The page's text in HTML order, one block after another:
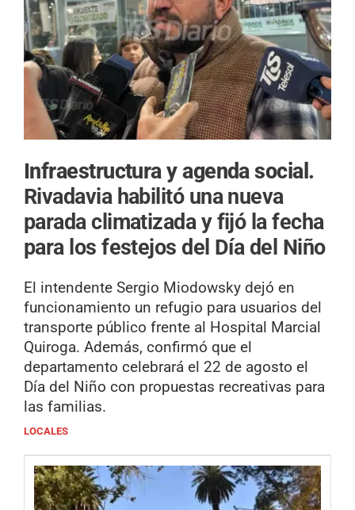
Infraestructura y agenda social.
Rivadavia habilitó una nueva
parada climatizada y fijó la fecha
para los festejos del Día del Niño
El intendente Sergio Miodowsky dejó en
funcionamiento un refugio para usuarios del
transporte público frente al Hospital Marcial
Quiroga. Además, confirmó que el
departamento celebrará el 22 de agosto el
Día del Niño con propuestas recreativas para
las familias.
LOCALES